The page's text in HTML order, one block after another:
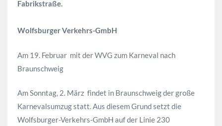
Fabrikstraße.
Wolfsburger Verkehrs-GmbH
Am 19. Februar mit der WVG zum Karneval nach
Braunschweig
Am Sonntag, 2. März findet in Braunschweig der große
Karnevalsumzug statt. Aus diesem Grund setzt die
Wolfsburger-Verkehrs-GmbH auf der Linie 230